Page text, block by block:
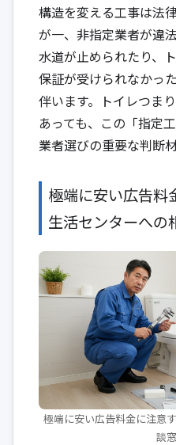
構造を変える工事は法
が一、非指定業者が違
水道が止められたり、
保証が受けられなかっ
伴います。トイレつま
あっても、この「指定
業者選びの重要な判断
極端に安い広告料
生活センターへの
極端に安い広告料金に注意
談窓